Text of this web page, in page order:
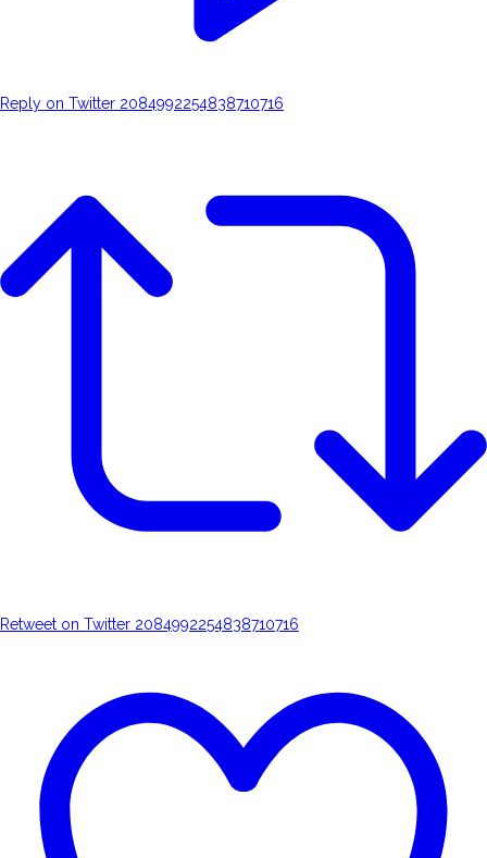
Reply on Twitter 2084992254838710716
Retweet on Twitter 2084992254838710716